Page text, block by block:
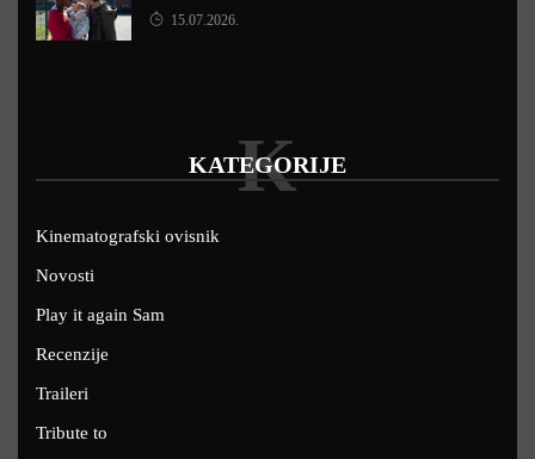
15.07.2026.
KATEGORIJE
K
Kinematografski ovisnik
Novosti
Play it again Sam
Recenzije
Traileri
Tribute to